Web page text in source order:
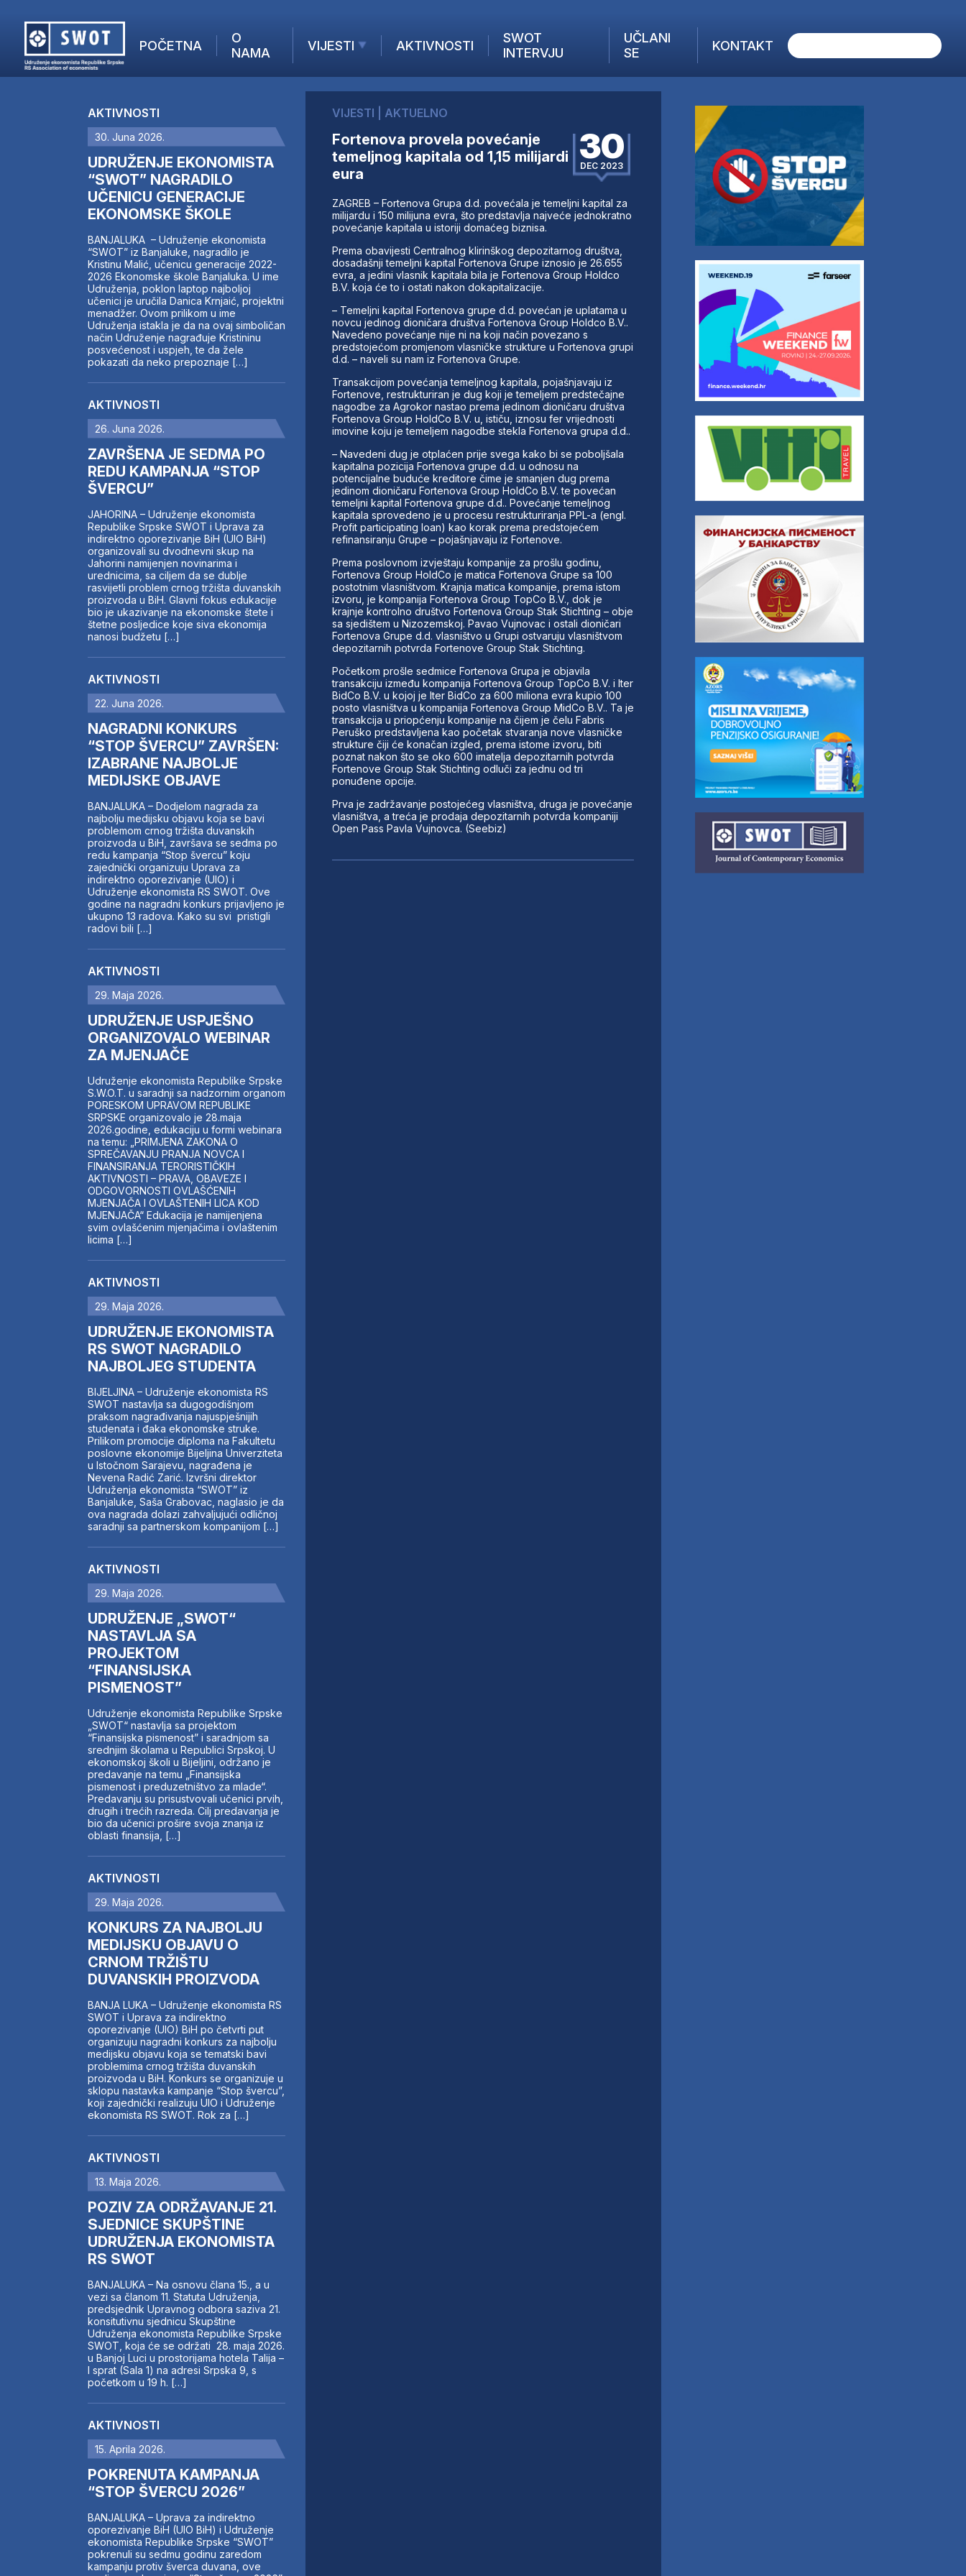
POČETNA
O
NAMA
VIJESTI
AKTUELNO
KOMPANIJE
FINANSIJE
IZ STRANIH MEDIJA
AKTIVNOSTI
SWOT
INTERVJU
UČLANI
SE
KONTAKT
AKTUELNO
ANALIZE
KOMPANIJE
FINANSIJE
IZ STRANIH MEDIJA
AKTIVNOSTI
SWOT INTERVJU
UČLANI SE
KONTAKT
AKTIVNOSTI
30. Juna 2026.
UDRUŽENJE EKONOMISTA
“SWOT” NAGRADILO
UČENICU GENERACIJE
EKONOMSKE ŠKOLE
BANJALUKA – Udruženje ekonomista
“SWOT” iz Banjaluke, nagradilo je
Kristinu Malić, učenicu generacije 2022-
2026 Ekonomske škole Banjaluka. U ime
Udruženja, poklon laptop najboljoj
učenici je uručila Danica Krnjaić, projektni
menadžer. Ovom prilikom u ime
Udruženja istakla je da na ovaj simboličan
način Udruženje nagrađuje Kristininu
posvećenost i uspjeh, te da žele
pokazati da neko prepoznaje […]
AKTIVNOSTI
26. Juna 2026.
ZAVRŠENA JE SEDMA PO
REDU KAMPANJA “STOP
ŠVERCU”
JAHORINA – Udruženje ekonomista
Republike Srpske SWOT i Uprava za
indirektno oporezivanje BiH (UIO BiH)
organizovali su dvodnevni skup na
Jahorini namijenjen novinarima i
urednicima, sa ciljem da se dublje
rasvijetli problem crnog tržišta duvanskih
proizvoda u BiH. Glavni fokus edukacije
bio je ukazivanje na ekonomske štete i
štetne posljedice koje siva ekonomija
nanosi budžetu […]
AKTIVNOSTI
22. Juna 2026.
NAGRADNI KONKURS
“STOP ŠVERCU” ZAVRŠEN:
IZABRANE NAJBOLJE
MEDIJSKE OBJAVE
BANJALUKA – Dodjelom nagrada za
najbolju medijsku objavu koja se bavi
problemom crnog tržišta duvanskih
proizvoda u BiH, završava se sedma po
redu kampanja “Stop švercu” koju
zajednički organizuju Uprava za
indirektno oporezivanje (UIO) i
Udruženje ekonomista RS SWOT. Ove
godine na nagradni konkurs prijavljeno je
ukupno 13 radova. Kako su svi pristigli
radovi bili […]
AKTIVNOSTI
29. Maja 2026.
UDRUŽENJE USPJEŠNO
ORGANIZOVALO WEBINAR
ZA MJENJAČE
Udruženje ekonomista Republike Srpske
S.W.O.T. u saradnji sa nadzornim organom
PORESKOM UPRAVOM REPUBLIKE
SRPSKE organizovalo je 28.maja
2026.godine, edukaciju u formi webinara
na temu: „PRIMJENA ZAKONA O
SPREČAVANJU PRANJA NOVCA I
FINANSIRANJA TERORISTIČKIH
AKTIVNOSTI – PRAVA, OBAVEZE I
ODGOVORNOSTI OVLAŠĆENIH
MJENJAČA I OVLAŠTENIH LICA KOD
MJENJAČA“ Edukacija je namijenjena
svim ovlašćenim mjenjačima i ovlaštenim
licima […]
AKTIVNOSTI
29. Maja 2026.
UDRUŽENJE EKONOMISTA
RS SWOT NAGRADILO
NAJBOLJEG STUDENTA
BIJELJINA – Udruženje ekonomista RS
SWOT nastavlja sa dugogodišnjom
praksom nagrađivanja najuspješnijih
studenata i đaka ekonomske struke.
Prilikom promocije diploma na Fakultetu
poslovne ekonomije Bijeljina Univerziteta
u Istočnom Sarajevu, nagrađena je
Nevena Radić Zarić. Izvršni direktor
Udruženja ekonomista “SWOT” iz
Banjaluke, Saša Grabovac, naglasio je da
ova nagrada dolazi zahvaljujući odličnoj
saradnji sa partnerskom kompanijom […]
AKTIVNOSTI
29. Maja 2026.
UDRUŽENJE „SWOT“
NASTAVLJA SA
PROJEKTOM
“FINANSIJSKA
PISMENOST”
Udruženje ekonomista Republike Srpske
„SWOT“ nastavlja sa projektom
“Finansijska pismenost” i saradnjom sa
srednjim školama u Republici Srpskoj. U
ekonomskoj školi u Bijeljini, održano je
predavanje na temu „Finansijska
pismenost i preduzetništvo za mlade“.
Predavanju su prisustvovali učenici prvih,
drugih i trećih razreda. Cilj predavanja je
bio da učenici prošire svoja znanja iz
oblasti finansija, […]
AKTIVNOSTI
29. Maja 2026.
KONKURS ZA NAJBOLJU
MEDIJSKU OBJAVU O
CRNOM TRŽIŠTU
DUVANSKIH PROIZVODA
BANJA LUKA – Udruženje ekonomista RS
SWOT i Uprava za indirektno
oporezivanje (UIO) BiH po četvrti put
organizuju nagradni konkurs za najbolju
medijsku objavu koja se tematski bavi
problemima crnog tržišta duvanskih
proizvoda u BiH. Konkurs se organizuje u
sklopu nastavka kampanje “Stop švercu”,
koji zajednički realizuju UIO i Udruženje
ekonomista RS SWOT. Rok za […]
AKTIVNOSTI
13. Maja 2026.
POZIV ZA ODRŽAVANJE 21.
SJEDNICE SKUPŠTINE
UDRUŽENJA EKONOMISTA
RS SWOT
BANJALUKA – Na osnovu člana 15., a u
vezi sa članom 11. Statuta Udruženja,
predsjednik Upravnog odbora saziva 21.
konsitutivnu sjednicu Skupštine
Udruženja ekonomista Republike Srpske
SWOT, koja će se održati 28. maja 2026.
u Banjoj Luci u prostorijama hotela Talija –
I sprat (Sala 1) na adresi Srpska 9, s
početkom u 19 h. […]
AKTIVNOSTI
15. Aprila 2026.
POKRENUTA KAMPANJA
“STOP ŠVERCU 2026”
BANJALUKA – Uprava za indirektno
oporezivanje BiH (UIO BiH) i Udruženje
ekonomista Republike Srpske “SWOT”
pokrenuli su sedmu godinu zaredom
kampanju protiv šverca duvana, ove
VIJESTI AKTUELNO
Fortenova provela povećanje
temeljnog kapitala od 1,15 milijardi
eura
30
DEC 2023
ZAGREB – Fortenova Grupa d.d. povećala je temeljni kapital za
milijardu i 150 milijuna evra, što predstavlja najveće jednokratno
povećanje kapitala u istoriji domaćeg biznisa.
Prema obavijesti Centralnog klirinškog depozitarnog društva,
dosadašnji temeljni kapital Fortenova Grupe iznosio je 26.655
evra, a jedini vlasnik kapitala bila je Fortenova Group Holdco
B.V. koja će to i ostati nakon dokapitalizacije.
– Temeljni kapital Fortenova grupe d.d. povećan je uplatama u
novcu jedinog dioničara društva Fortenova Group Holdco B.V..
Navedeno povećanje nije ni na koji način povezano s
predstojećom promjenom vlasničke strukture u Fortenova grupi
d.d. – naveli su nam iz Fortenova Grupe.
Transakcijom povećanja temeljnog kapitala, pojašnjavaju iz
Fortenove, restrukturiran je dug koji je temeljem predstečajne
nagodbe za Agrokor nastao prema jedinom dioničaru društva
Fortenova Group HoldCo B.V. u, ističu, iznosu fer vrijednosti
imovine koju je temeljem nagodbe stekla Fortenova grupa d.d..
– Navedeni dug je otplaćen prije svega kako bi se poboljšala
kapitalna pozicija Fortenova grupe d.d. u odnosu na
potencijalne buduće kreditore čime je smanjen dug prema
jedinom dioničaru Fortenova Group HoldCo B.V. te povećan
temeljni kapital Fortenova grupe d.d.. Povećanje temeljnog
kapitala sprovedeno je u procesu restrukturiranja PPL-a (engl.
Profit participating loan) kao korak prema predstojećem
refinansiranju Grupe – pojašnjavaju iz Fortenove.
Prema poslovnom izvještaju kompanije za prošlu godinu,
Fortenova Group HoldCo je matica Fortenova Grupe sa 100
postotnim vlasništvom. Krajnja matica kompanije, prema istom
izvoru, je kompanija Fortenova Group TopCo B.V., dok je
krajnje kontrolno društvo Fortenova Group Stak Stichting – obje
sa sjedištem u Nizozemskoj. Pavao Vujnovac i ostali dioničari
Fortenova Grupe d.d. vlasništvo u Grupi ostvaruju vlasništvom
depozitarnih potvrda Fortenove Group Stak Stichting.
Početkom prošle sedmice Fortenova Grupa je objavila
transakciju između kompanija Fortenova Group TopCo B.V. i Iter
BidCo B.V. u kojoj je Iter BidCo za 600 miliona evra kupio 100
posto vlasništva u kompanija Fortenova Group MidCo B.V.. Ta je
transakcija u priopćenju kompanije na čijem je čelu Fabris
Peruško predstavljena kao početak stvaranja nove vlasničke
strukture čiji će konačan izgled, prema istome izvoru, biti
poznat nakon što se oko 600 imatelja depozitarnih potvrda
Fortenove Group Stak Stichting odluči za jednu od tri
ponuđene opcije.
Prva je zadržavanje postojećeg vlasništva, druga je povećanje
vlasništva, a treća je prodaja depozitarnih potvrda kompaniji
Open Pass Pavla Vujnovca. (Seebiz)